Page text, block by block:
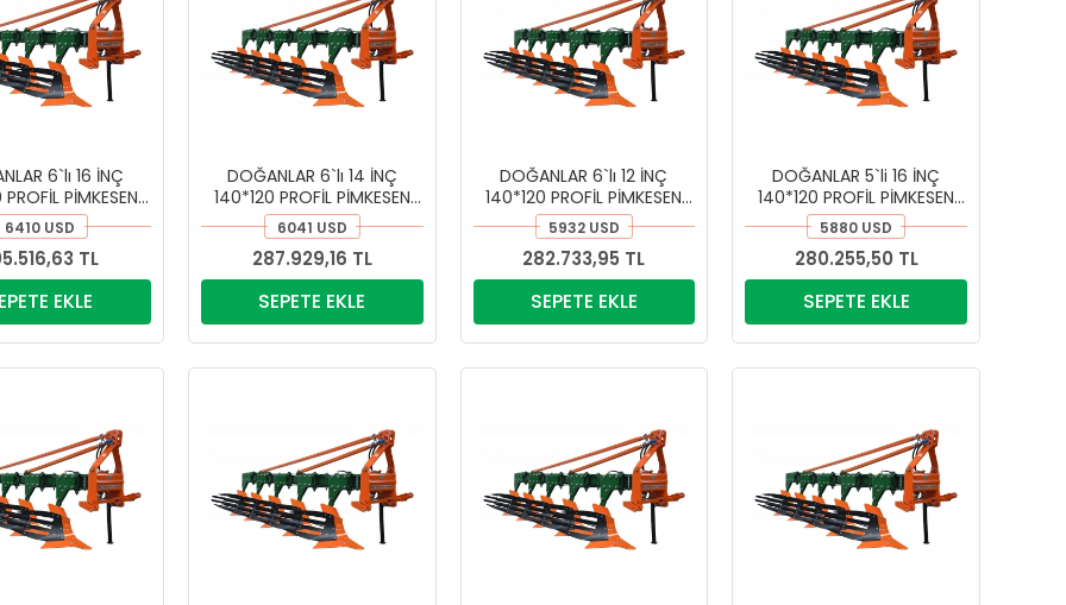
6`lı 16 İNÇ
PİMKESEN
PULLUK
6410 USD
TL
EKLE
DOĞANLAR 6`lı 14 İNÇ
140*120 PROFİL PİMKESEN
PULLUK
6041 USD
287.929,16 TL
SEPETE EKLE
DOĞANLAR 6`lı 12 İNÇ
140*120 PROFİL PİMKESEN
PULLUK
5932 USD
282.733,95 TL
SEPETE EKLE
DOĞANLAR 5`li 16 İNÇ
140*120 PROFİL PİMKESEN
PULLUK
5880 USD
280.255,50 TL
SEPETE EKLE